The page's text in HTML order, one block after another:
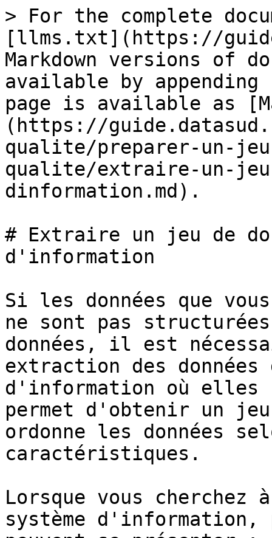
> For the complete
[llms.txt](https://
Markdown versions of
available by
page is available as
(https://
qualite/preparer-un-
qualite/extraire-un-jeu-
dinformation.md).
# Extraire un jeu de
d'information
Si les données que
ne sont pas
données, il est
extraction des données
d'information où elles
permet d'obtenir un
ordonne les données
caractéristiques.
Lorsque vous cherchez
système